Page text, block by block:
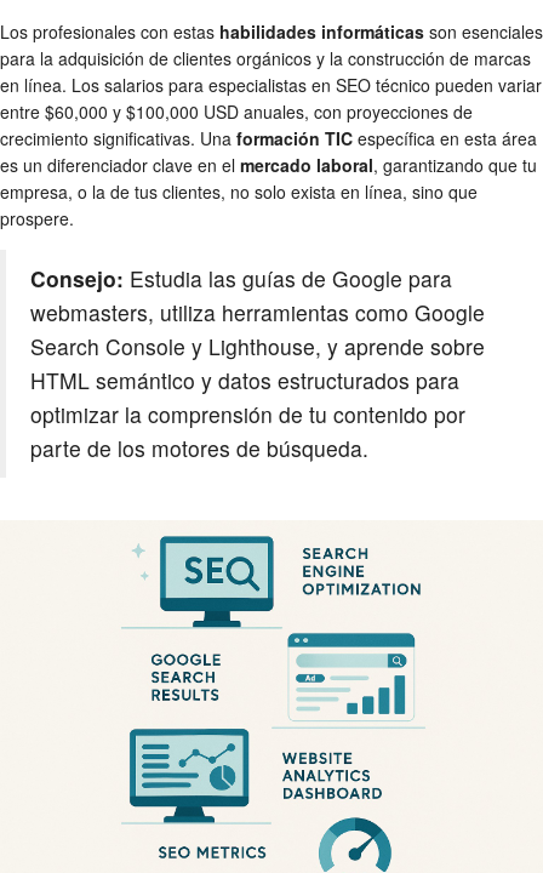
Los profesionales con estas habilidades informáticas son esenciales
para la adquisición de clientes orgánicos y la construcción de marcas
en línea. Los salarios para especialistas en SEO técnico pueden variar
entre $60,000 y $100,000 USD anuales, con proyecciones de
crecimiento significativas. Una formación TIC específica en esta área
es un diferenciador clave en el mercado laboral, garantizando que tu
empresa, o la de tus clientes, no solo exista en línea, sino que
prospere.
Consejo: Estudia las guías de Google para
webmasters, utiliza herramientas como Google
Search Console y Lighthouse, y aprende sobre
HTML semántico y datos estructurados para
optimizar la comprensión de tu contenido por
parte de los motores de búsqueda.